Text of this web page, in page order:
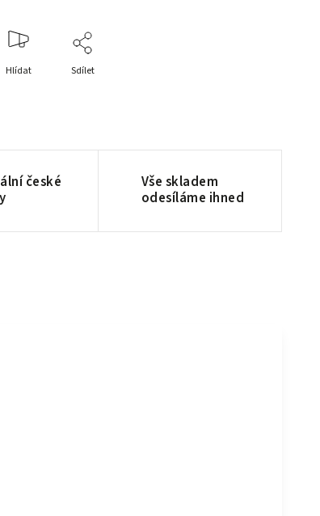
Hlídat Sdílet
české
Vše skladem
odesíláme ihned